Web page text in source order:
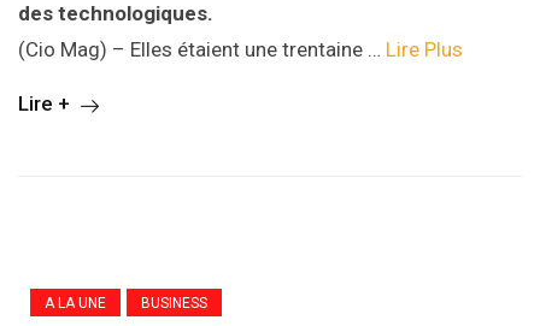
des technologiques.
(Cio Mag) – Elles étaient une trentaine … Lire Plus
Lire +
A LA UNE BUSINESS